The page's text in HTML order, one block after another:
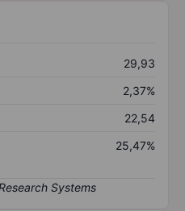
29,93
2,37%
22,54
25,47%